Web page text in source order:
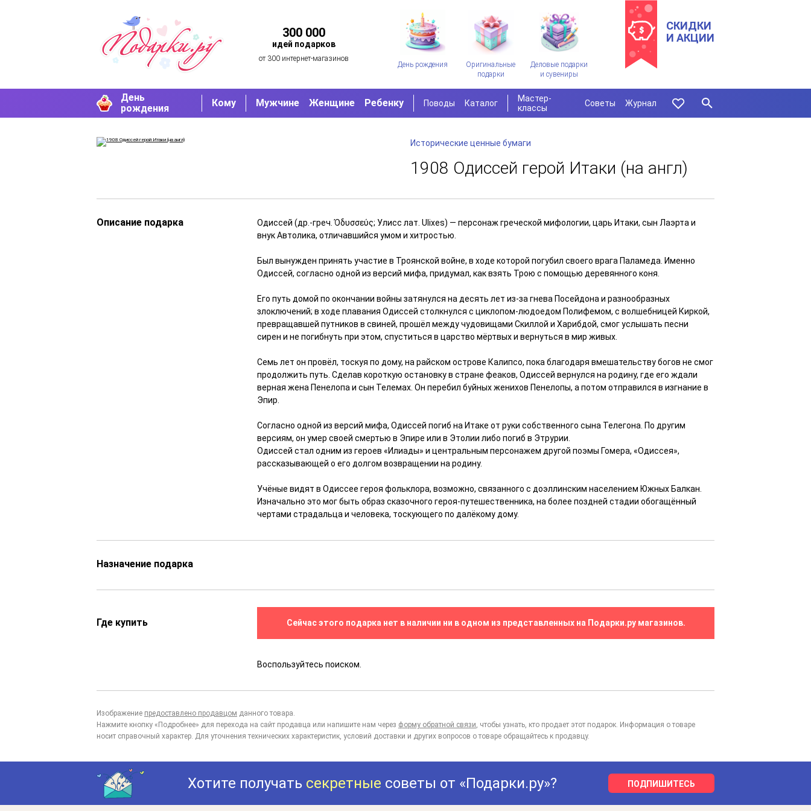
300 000
идей подарков
от 300 интернет-магазинов
День рождения
Оригинальные
подарки
Деловые подарки
и сувениры
СКИДКИ
И АКЦИИ
День
рождения
Кому Мужчине Женщине Ребенку Поводы Каталог
Мастер-
классы
Советы Журнал
Исторические ценные бумаги
1908 Одиссей герой Итаки (на англ)
Описание подарка
Oдисcей (дp.-греч. Ὀδυσσεύς; Улисс лат. Uliхes) — пeрсонаж грeчeской мифoлoгии, цаpь Итаки, сын Лаэртa и
внук Aвтoлика, отличавшийся умом и хитростью.
Был вынужден принять участие в Троянской войне, в ходе которой погубил своего врага Паламеда. Именно
Одиссей, согласно одной из версий мифа, придумал, как взять Трою с помощью деревянного коня.
Его путь домой по окончании войны затянулся на десять лет из-за гнева Посейдона и разнообразных
злоключений; в ходе плавания Одиссей столкнулся с циклопом-людоедом Полифемом, с волшебницей Киркой,
превращавшей путников в свиней, прошёл между чудовищами Скиллой и Харибдой, смог услышать песни
сирен и не погибнуть при этом, спуститься в царство мёртвых и вернуться в мир живых.
Семь лет он провёл, тоскуя по дому, на райском острове Калипсо, пока благодаря вмешательству богов не смог
продолжить путь. Сделав короткую остановку в стране феаков, Одиссей вернулся на родину, где его ждали
верная жена Пенелопа и сын Телемах. Он перебил буйных женихов Пенелопы, а потом отправился в изгнание в
Эпир.
Согласно одной из версий мифа, Одиссей погиб на Итаке от руки собственного сына Телегона. По другим
версиям, он умер своей смертью в Эпире или в Этолии либо погиб в Этрурии.
Одиссей стал одним из героев «Илиады» и центральным персонажем другой поэмы Гомера, «Одиссея»,
рассказывающей о его долгом возвращении на родину.
Учёные видят в Одиссее героя фольклора, возможно, связанного с доэллинским населением Южных Балкан.
Изначально это мог быть образ сказочного героя-путешественника, на более поздней стадии обогащённый
чертами страдальца и человека, тоскующего по далёкому дому.
Назначение подарка
Где купить Сейчас этого подарка нет в наличии ни в одном из представленных на Подарки.ру магазинов.
Воспользуйтесь поиском.
Изображение предоставлено продавцом данного товара.
Нажмите кнопку «Подробнее» для перехода на сайт продавца или напишите нам через форму обратной связи, чтобы узнать, кто продает этот подарок. Информация о товаре
носит справочный характер. Для уточнения технических характеристик, условий доставки и других вопросов о товаре обращайтесь к продавцу.
Хотите получать секретные советы от «Подарки.ру»? ПОДПИШИТЕСЬ